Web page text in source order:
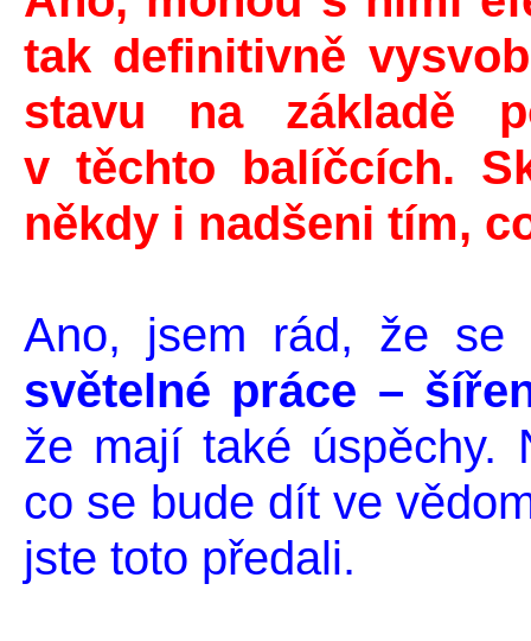
tak definitivně
stavu na základě
v těchto balíčcích.
někdy i nadšeni tím,
Ano, jsem rád, že se
světelné práce –
že mají také úspěchy.
co se bude dít ve
jste toto předali.